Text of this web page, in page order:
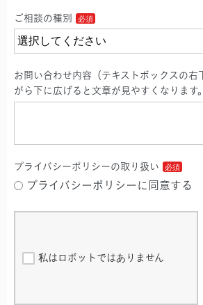
ご相談の種別
お問い合わせ内容（テキストボックスの右
がら下に広げると文章が見やすくなります
プライバシーポリシーの取り扱い
プライバシーポリシーに同意する
私はロボットではありません